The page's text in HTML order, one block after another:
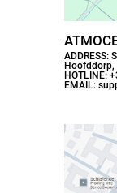
ADDRESS:
HOTLINE:
EMAIL: